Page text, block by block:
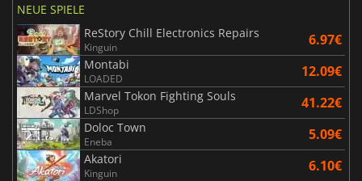
NEUE SPIELE
ReStory Chill Electronics Repairs
Kinguin 6.97€
Montabi
LOADED 12.09€
Marvel Tokon Fighting Souls
LDShop 41.22€
Doloc Town
Eneba 5.09€
Akatori
Kinguin 6.10€